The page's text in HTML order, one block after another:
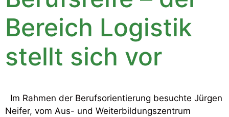
Bereich Logistik
stellt sich vor
Im Rahmen der Berufsorientierung besuchte Jürgen
Neifer, vom Aus- und Weiterbildungszentrum